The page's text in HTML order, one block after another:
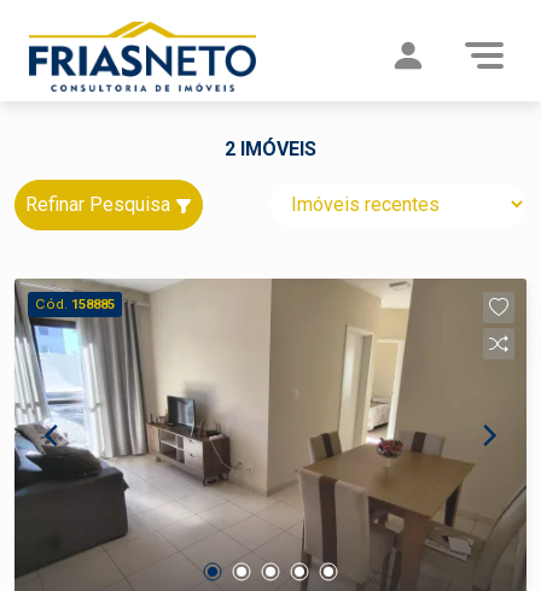
2 IMÓVEIS
Refinar Pesquisa
Cód. 158885